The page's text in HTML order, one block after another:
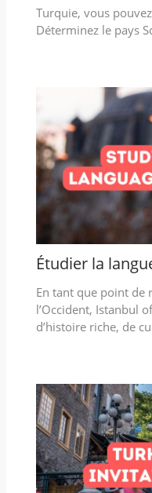
Turquie, vous
Déterminez le pays
Étudier la
En tant que point de
l’Occident, Istanbul
d’histoire riche, de